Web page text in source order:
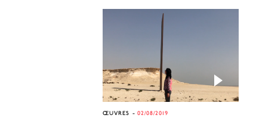
ŒUVRES 02/08/2019